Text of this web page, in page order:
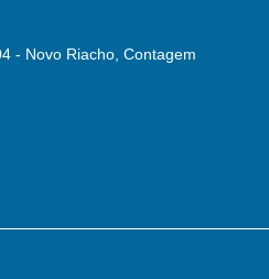
- Novo Riacho, Contagem